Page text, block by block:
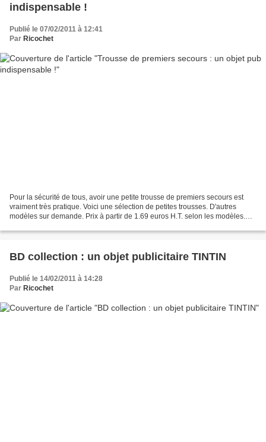
indispensable !
Publié le 07/02/2011 à 12:41
Par Ricochet
Pour la sécurité de tous, avoir une petite trousse de premiers secours est
vraiment très pratique. Voici une sélection de petites trousses. D'autres
modèles sur demande. Prix à partir de 1.69 euros H.T. selon les modèles.
BD collection : un objet publicitaire TINTIN
Publié le 14/02/2011 à 14:28
Par Ricochet